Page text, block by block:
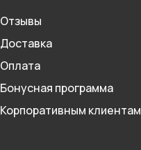
Отзывы
Доставка
Оплата
Бонусная программа
Корпоративным клиентам